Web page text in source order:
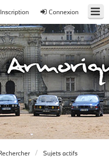
Connexion
Inscription
Sujets actifs